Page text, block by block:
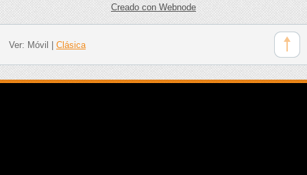
Creado con Webnode
Ver: Móvil Clásica